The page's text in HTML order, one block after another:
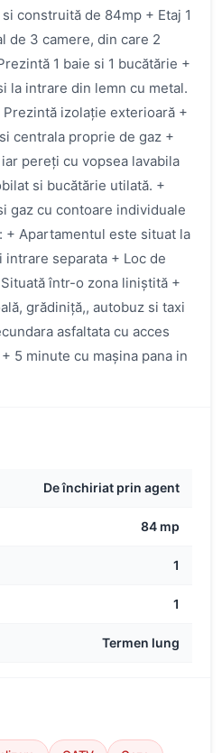
construită de 84mp + Etaj 1
de 3 camere, din care 2
1 baie si 1 bucătărie +
la intrare din lemn cu metal.
izolație exterioară +
centrala proprie de gaz +
pereți cu vopsea lavabila
si bucătărie utilată. +
gaz cu contoare individuale
+ Apartamentul este situat la
separata + Loc de
într-o zona liniștită +
grădiniță,, autobuz si taxi
asfaltata cu acces
5 minute cu mașina pana in
De închiriat prin agent
84 mp
1
1
Termen lung